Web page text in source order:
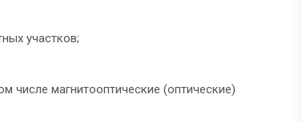
участков;
числе магнитооптические (оптические)